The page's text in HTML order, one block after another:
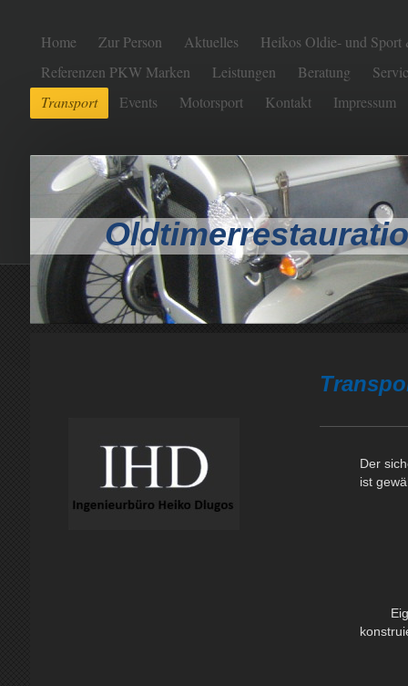
Home Zur Person Aktuelles
Heikos Oldie- und Sport
Referenzen PKW Marken
Leistungen Beratung
Transport
Events Motorsport Kontakt Impressum
Der sichere
ist